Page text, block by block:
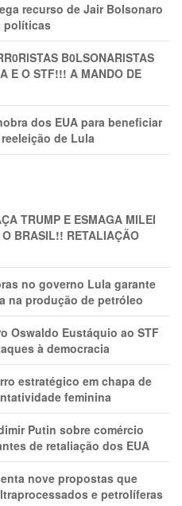
recurso de Jair Bolsonaro
políticas
B0LSONARlSTAS
E O STF!!! A MANDO DE
dos EUA para beneficiar
de Lula
TRUMP E ESMAGA MILEI
BRASIL!! RETALIAÇÃO
no governo Lula garante
na produção de petróleo
Oswaldo Eustáquio ao STF
à democracia
estratégico em chapa de
feminina
Putin sobre comércio
de retaliação dos EUA
nove propostas que
e petrolíferas